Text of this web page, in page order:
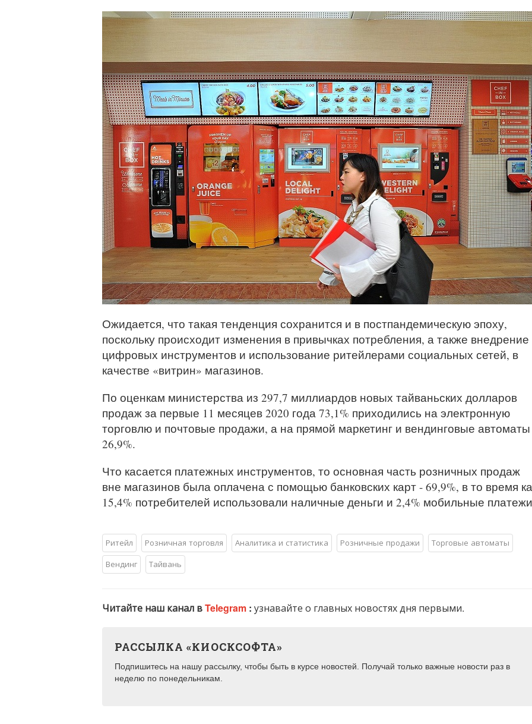
Ожидается, что такая тенденция сохранится и в постпандемическую эпоху,
поскольку происходит изменения в привычках потребления, а также внедрение
цифровых инструментов и использование ритейлерами социальных сетей, в
качестве «витрин» магазинов.
По оценкам министерства из 297,7 миллиардов новых тайваньских долларов
продаж за первые 11 месяцев 2020 года 73,1% приходились на электронную
торговлю и почтовые продажи, а на прямой маркетинг и вендинговые
26,9%.
Что касается платежных инструментов, то основная часть розничных продаж
вне магазинов была оплачена с помощью банковских карт - 69,9%, в то время
15,4% потребителей использовали наличные деньги и 2,4% мобильные
Ритейл Розничная торговля Аналитика и статистика Розничные продажи
Торговые автоматы
Вендинг
Тайвань
Читайте наш канал вTelegram : узнавайте о главных новостях дня первыми.
РАССЫЛКА «КИОСКСОФТА»
Подпишитесь на нашу рассылку, чтобы быть в курсе новостей. Получай только важные новости раз в
неделю по понедельникам.